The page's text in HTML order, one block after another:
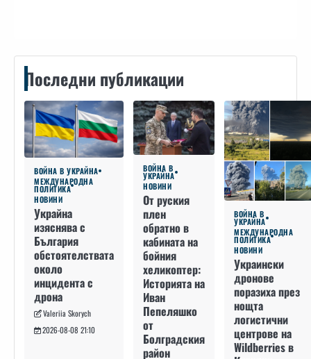
Последни публикации
ВОЙНА В УКРАЙНА
МЕЖДУНАРОДНА
ПОЛИТИКА
НОВИНИ
Украйна
изяснява с
България
обстоятелствата
около
инцидента с
дрона
Valeriia Skorych
2026-08-08 21:10
ВОЙНА В
УКРАЙНА
НОВИНИ
От руския
плен
обратно в
кабината на
бойния
хеликоптер:
Историята на
Иван
Пепеляшко
от
Болградския
район
ВОЙНА В
УКРАЙНА
МЕЖДУНАРОДНА
ПОЛИТИКА
НОВИНИ
Украински
дронове
поразиха през
нощта
логистични
центрове на
Wildberries в